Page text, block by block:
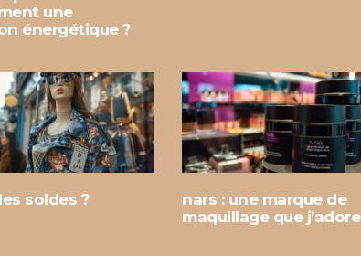
une
énergétique ?
soldes ?
nars : une marque de
maquillage que j’adore